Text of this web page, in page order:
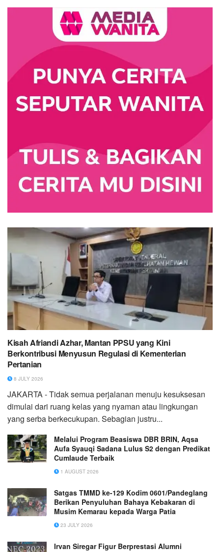
Kisah Afriandi Azhar, Mantan PPSU yang Kini
Berkontribusi Menyusun Regulasi di Kementerian
Pertanian
8 JULY 2026
JAKARTA - Tidak semua perjalanan menuju kesuksesan
dimulai dari ruang kelas yang nyaman atau lingkungan
yang serba berkecukupan. Sebagian justru...
Melalui Program Beasiswa DBR BRIN, Aqsa
Aufa Syauqi Sadana Lulus S2 dengan Predikat
Cumlaude Terbaik
1 AUGUST 2026
Satgas TMMD ke-129 Kodim 0601/Pandeglang
Berikan Penyuluhan Bahaya Kebakaran di
Musim Kemarau kepada Warga Patia
23 JULY 2026
Irvan Siregar Figur Berprestasi Alumni